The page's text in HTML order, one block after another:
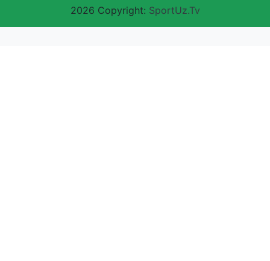
2026 Copyright: SportUz.Tv